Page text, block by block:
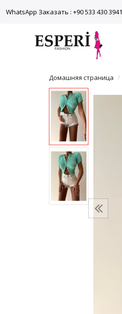
WhatsApp Заказать : +90 533 430 3941
Домашняя страница